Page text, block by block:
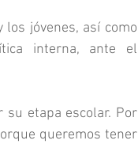
jóvenes, así como
interna, ante el
etapa escolar. Por
queremos tener